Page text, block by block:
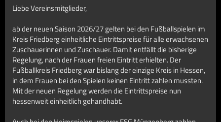
Liebe Vereinsmitglieder,
ab der neuen Saison 2026/27 gelten bei den Fußballspielen im
Kreis Friedberg einheitliche Eintrittspreise für alle erwachsenen
Zuschauerinnen und Zuschauer. Damit entfällt die bisherige
Regelung, nach der Frauen freien Eintritt erhielten. Der
Fußballkreis Friedberg war bislang der einzige Kreis in Hessen,
in dem Frauen bei den Spielen keinen Eintritt zahlen mussten.
Mit der neuen Regelung werden die Eintrittspreise nun
hessenweit einheitlich gehandhabt.